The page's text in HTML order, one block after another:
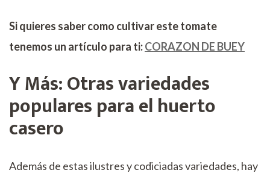
Si quieres saber como cultivar este tomate
tenemos un artículo para ti:CORAZON DE BUEY
Y Más: Otras variedades
populares para el huerto
casero
Además de estas ilustres y codiciadas variedades, hay